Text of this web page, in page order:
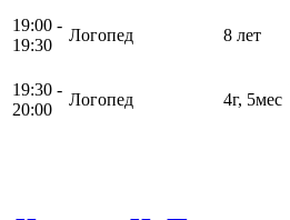
19:00 -
19:30
Логопед 8 лет
19:30 -
20:00
Логопед 4г, 5мес